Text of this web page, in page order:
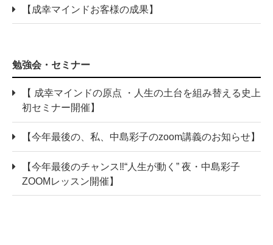
【成幸マインドお客様の成果】
勉強会・セミナー
【 成幸マインドの原点 ・人生の土台を組み替える史上
初セミナー開催】
【今年最後の、私、中島彩子のzoom講義のお知らせ】
【今年最後のチャンス‼“人生が動く” 夜・中島彩子
ZOOMレッスン開催】